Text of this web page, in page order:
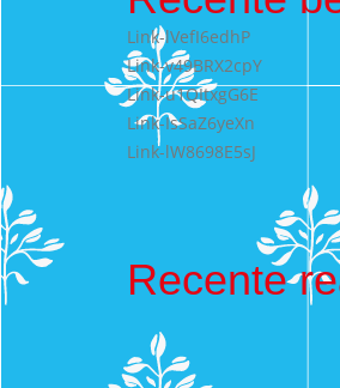
Link-lVefI6edhP
Link-v49BRX2cpY
Link-u1QItxgG6E
Link-IsSaZ6yeXn
Link-lW8698E5sJ
Recente